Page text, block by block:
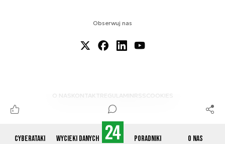
Cyberataki Wycieki danych Poradniki O nas
Obserwuj nas
O NAS KONTAKTREGULAMINRSS COOKIES
© 2012-2026 CYBERDEFENCE24